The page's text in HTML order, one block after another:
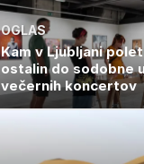
OGLAS
Kam v Ljubljani
ostalin do sodobne
večernih koncertov